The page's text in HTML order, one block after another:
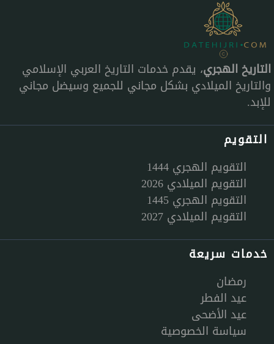
التاريخ الهجري، يقدم خدمات التاريخ العربي الإسلامي
والتاريخ الميلادي بشكل مجاني للجميع وسيضل مجاني
للإبد.
التقويم
التقويم الهجري 1444
التقويم الميلادي 2026
التقويم الهجري 1445
التقويم الميلادي 2027
خدمات سريعة
رمضان
عيد الفطر
عيد الأضحى
سياسة الخصوصية